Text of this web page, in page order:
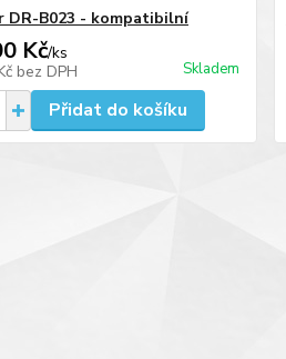
DR-B023 - kompatibilní
Kč/ks
bez DPH Skladem
Přidat do košíku